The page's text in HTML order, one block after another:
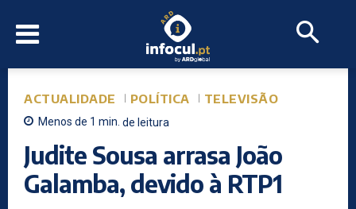
ACTUALIDADE POLÍTICA TELEVISÃO
Menos de 1 min. de leitura
Judite Sousa arrasa João
Galamba, devido à RTP1